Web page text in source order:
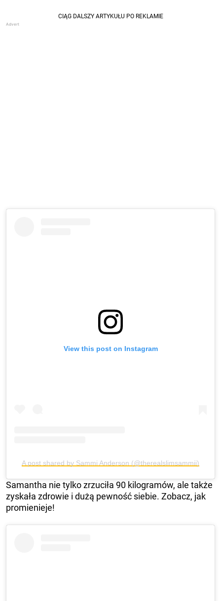
View this post on Instagram
A post shared by Sammi Anderson (@therealslimsammii)
Samantha nie tylko zrzuciła 90 kilogramów, ale także
zyskała zdrowie i dużą pewność siebie. Zobacz, jak
promienieje!